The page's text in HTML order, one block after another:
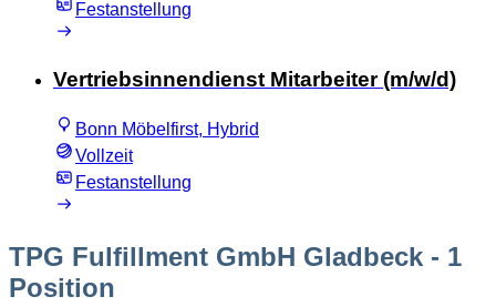
Festanstellung
Vertriebsinnendienst Mitarbeiter (m/w/d)
Bonn Möbelfirst, Hybrid
Vollzeit
Festanstellung
TPG Fulfillment GmbH Gladbeck - 1
Position